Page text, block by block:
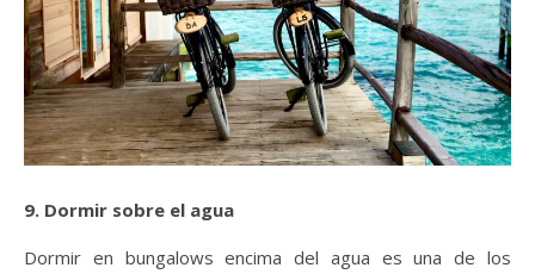
9. Dormir sobre el agua
Dormir en bungalows encima del agua es una de los